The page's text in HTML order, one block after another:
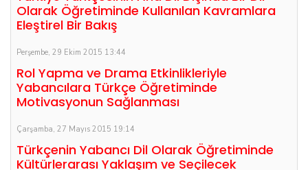
Olarak Öğretiminde Kullanılan Kavramlara
Eleştirel Bir Bakış
Perşembe, 29 Ekim 2015 13:44
Rol Yapma ve Drama Etkinlikleriyle
Yabancılara Türkçe Öğretiminde
Motivasyonun Sağlanması
Çarşamba, 27 Mayıs 2015 19:14
Türkçenin Yabancı Dil Olarak Öğretiminde
Kültürlerarası Yaklaşım ve Seçilecek